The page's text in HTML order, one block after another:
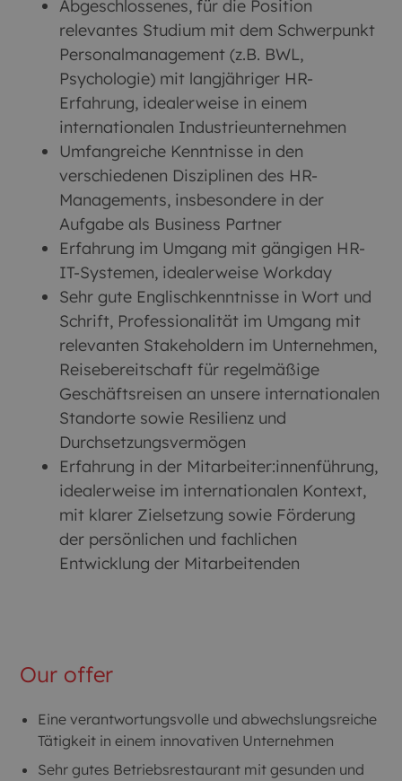
Abgeschlossenes, für die Position
relevantes Studium mit dem Schwerpunkt
Personalmanagement (z.B. BWL,
Psychologie) mit langjähriger HR-
Erfahrung, idealerweise in einem
internationalen Industrieunternehmen
Umfangreiche Kenntnisse in den
verschiedenen Disziplinen des HR-
Managements, insbesondere in der
Aufgabe als Business Partner
Erfahrung im Umgang mit gängigen HR-
IT-Systemen, idealerweise Workday
Sehr gute Englischkenntnisse in Wort und
Schrift, Professionalität im Umgang mit
relevanten Stakeholdern im Unternehmen,
Reisebereitschaft für regelmäßige
Geschäftsreisen an unsere internationalen
Standorte sowie Resilienz und
Durchsetzungsvermögen
Erfahrung in der Mitarbeiter:innenführung,
idealerweise im internationalen Kontext,
mit klarer Zielsetzung sowie Förderung
der persönlichen und fachlichen
Entwicklung der Mitarbeitenden
Our offer
Eine verantwortungsvolle und abwechslungsreiche
Tätigkeit in einem innovativen Unternehmen
Sehr gutes Betriebsrestaurant mit gesunden und